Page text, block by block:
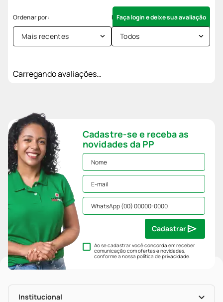
Faça login e deixe sua avaliação
Mais recentes Todos
Carregando avaliações…
Cadastre-se e receba as
novidades da PP
Ao se cadastrar você concorda em receber
comunicação com ofertas e novidades,
conforme a nossapolítica de privacidade.
Cadastrar
Institucional